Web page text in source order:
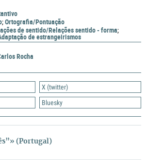
Rocha
X (twitter)
Bluesky
(Portugal)
;Ortografia/Pontuação
de sentido/Relações sentido - forma;
de estrangeirismos